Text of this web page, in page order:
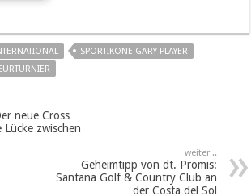
SPORTIKONE GARY PLAYER
neue Cross
zwischen
weiter ..
Geheimtipp von dt. Promis:
Santana Golf & Country Club an
der Costa del Sol